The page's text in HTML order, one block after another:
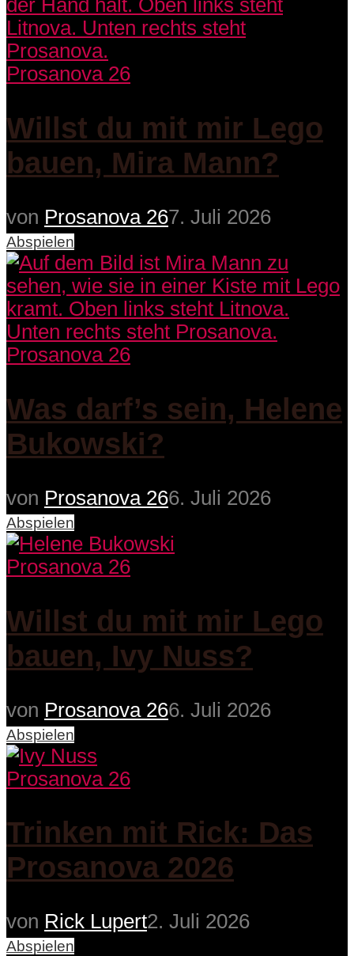
Prosanova 26
Willst du mit mir Lego
bauen, Mira Mann?
von Prosanova 267. Juli 2026
Abspielen
Prosanova 26
Was darf’s sein, Helene
Bukowski?
von Prosanova 266. Juli 2026
Abspielen
Prosanova 26
Willst du mit mir Lego
bauen, Ivy Nuss?
von Prosanova 266. Juli 2026
Abspielen
Prosanova 26
Trinken mit Rick: Das
Prosanova 2026
von Rick Lupert2. Juli 2026
Abspielen